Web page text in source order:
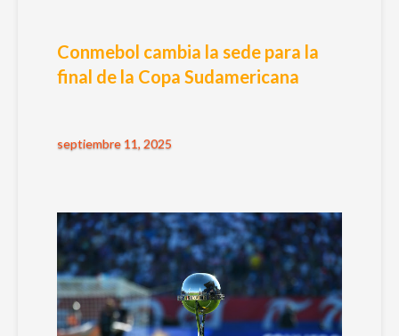
Conmebol cambia la sede para la
final de la Copa Sudamericana
septiembre 11, 2025